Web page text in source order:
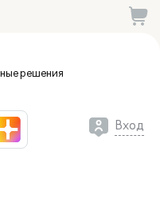
решения
Вход